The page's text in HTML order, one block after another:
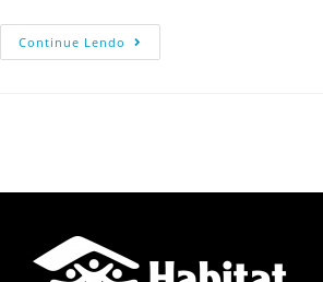
Continue Lendo